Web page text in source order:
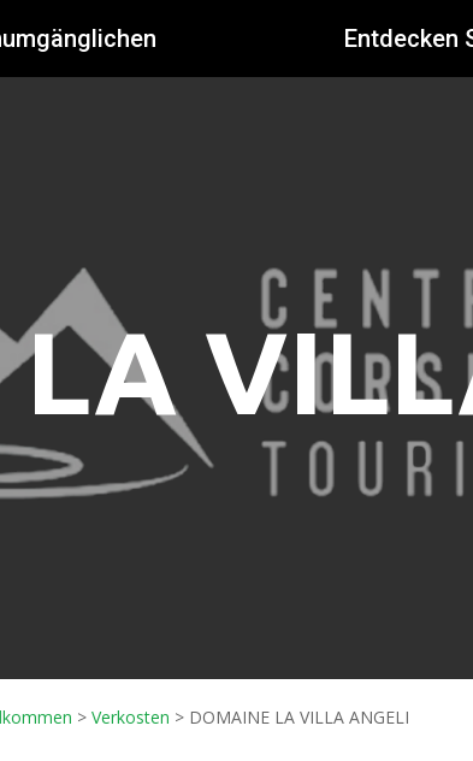
Entdecken
> Verkosten > DOMAINE LA VILLA ANGELI